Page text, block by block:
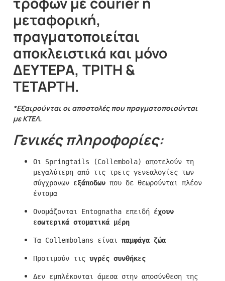
μεταφορική,
πραγματοποιείται
αποκλειστικά και μόνο
ΔΕΥΤΕΡΑ, ΤΡΙΤΗ &
ΤΕΤΑΡΤΗ.
*Εξαιρούνται οι αποστολές που πραγματοποιούνται
με ΚΤΕΛ.
Γενικές πληροφορίες:
Οι Springtails (Collembola) αποτελούν τη
μεγαλύτερη από τις τρεις γενεαλογίες των
σύγχρονων εξάποδων που δε θεωρούνται πλέον
έντομα
Ονομάζονται Entognatha επειδή έχουν
εσωτερικά στοματικά μέρη
Τα Collembolans είναι παμφάγα ζώα
Προτιμούν τις υγρές συνθήκες
Δεν εμπλέκονται άμεσα στην αποσύνθεση της